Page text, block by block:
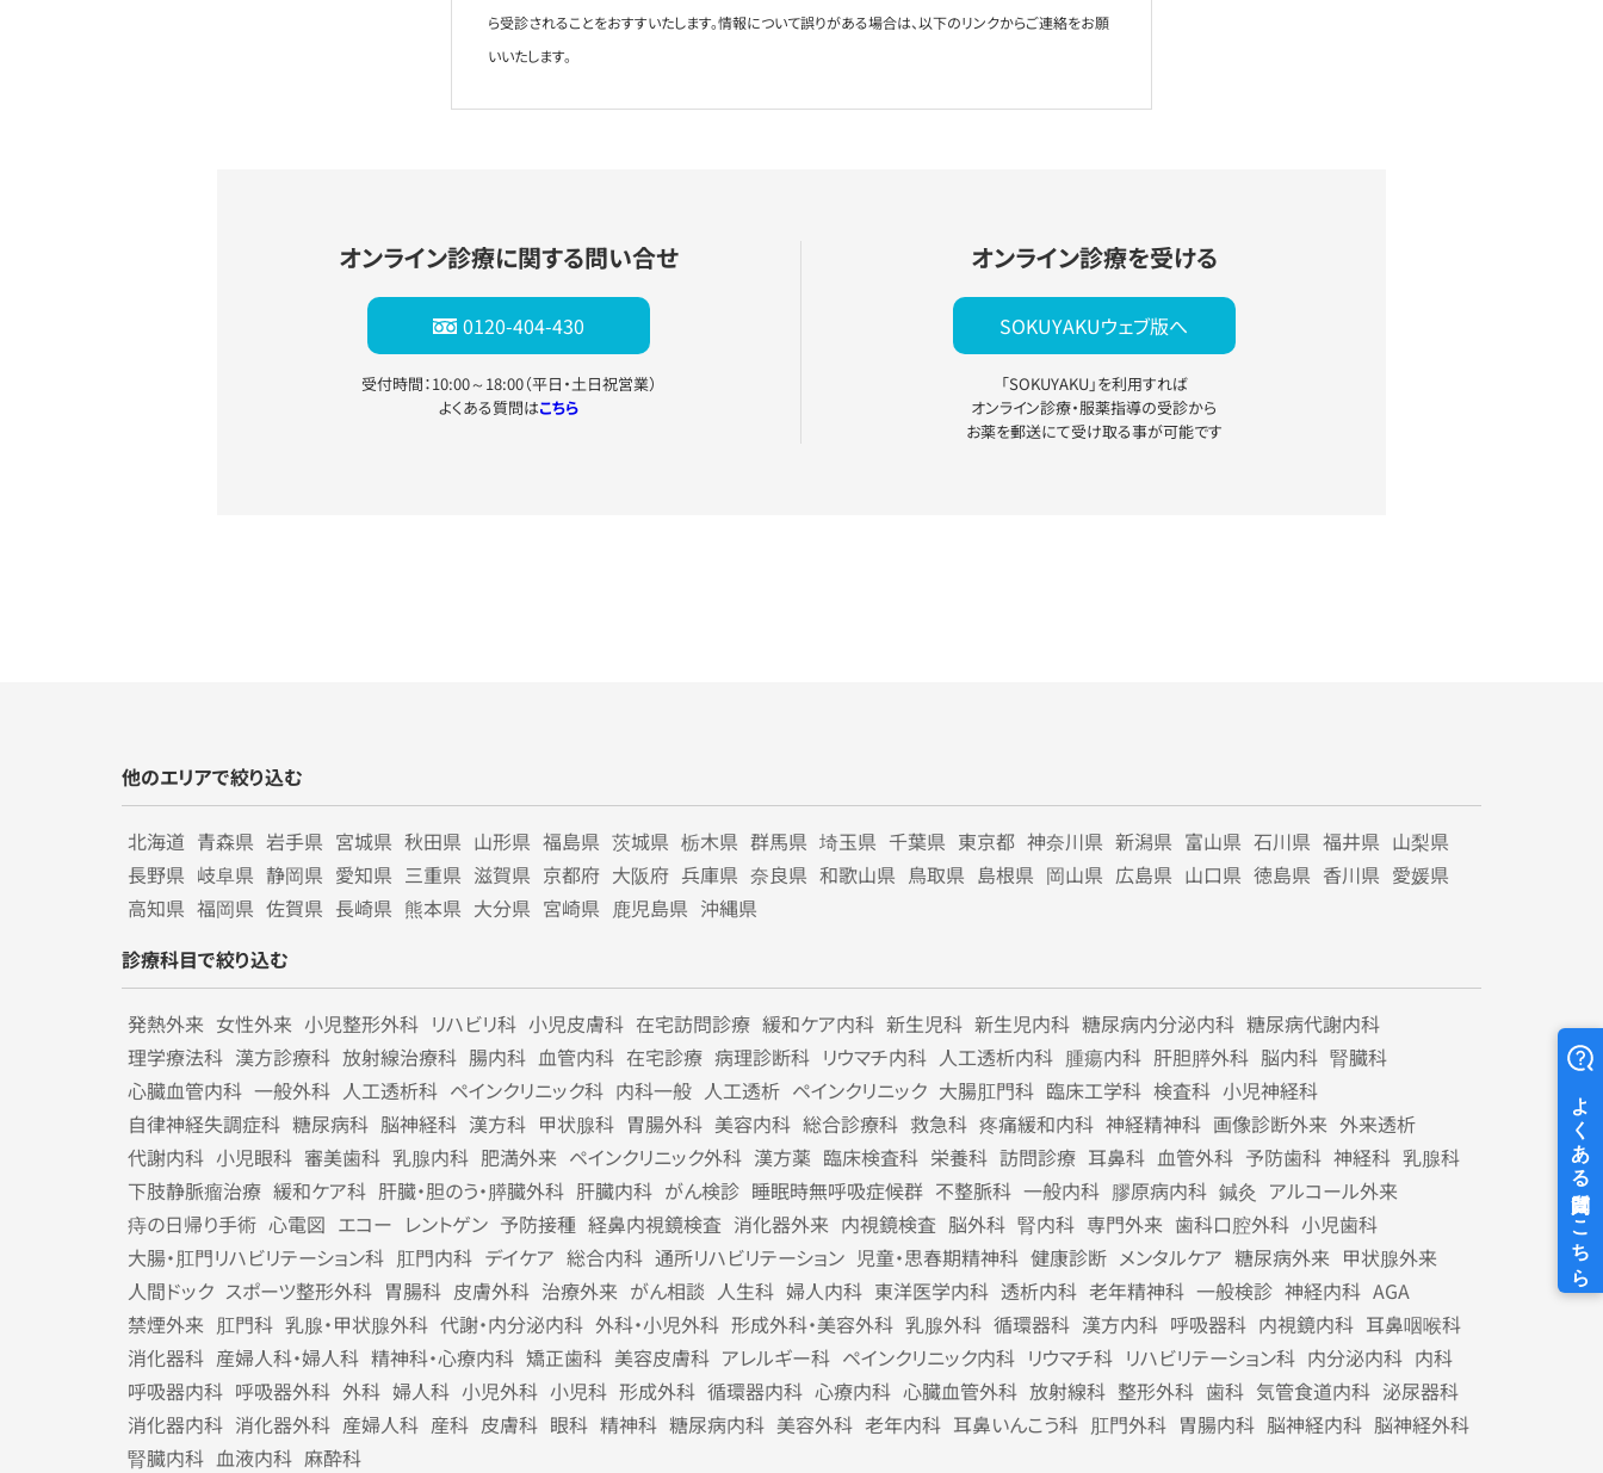
ら受診されることをおすすいたします。情報について誤りがある場合は、以下のリンクからご連絡をお願
いいたします。
オンライン診療に関する問い合せ
0120-404-430
受付時間：10:00～18:00（平日・土日祝営業）
よくある質問はこちら
オンライン診療を受ける
SOKUYAKUウェブ版へ
「SOKUYAKU」を利用すれば
オンライン診療・服薬指導の受診から
お薬を郵送にて受け取る事が可能です
他のエリアで絞り込む
北海道 青森県 岩手県 宮城県 秋田県 山形県 福島県 茨城県 栃木県 群馬県 埼玉県 千葉県 東京都 神奈川県 新潟県 富山県 石川県 福井県 山梨県
長野県 岐阜県 静岡県 愛知県 三重県 滋賀県 京都府 大阪府 兵庫県 奈良県 和歌山県 鳥取県 島根県 岡山県 広島県 山口県 徳島県 香川県 愛媛県
高知県 福岡県 佐賀県 長崎県 熊本県 大分県 宮崎県 鹿児島県 沖縄県
診療科目で絞り込む
発熱外来 女性外来 小児整形外科 リハビリ科 小児皮膚科 在宅訪問診療 緩和ケア内科 新生児科 新生児内科 糖尿病内分泌内科 糖尿病代謝内科
理学療法科 漢方診療科 放射線治療科 腸内科 血管内科 在宅診療 病理診断科 リウマチ内科 人工透析内科 腫瘍内科 肝胆膵外科 脳内科 腎臓科
心臓血管内科 一般外科 人工透析科 ペインクリニック科 内科一般 人工透析 ペインクリニック 大腸肛門科 臨床工学科 検査科 小児神経科
自律神経失調症科 糖尿病科 脳神経科 漢方科 甲状腺科 胃腸外科 美容内科 総合診療科 救急科 疼痛緩和内科 神経精神科 画像診断外来 外来透析
代謝内科 小児眼科 審美歯科 乳腺内科 肥満外来 ペインクリニック外科 漢方薬 臨床検査科 栄養科 訪問診療 耳鼻科 血管外科 予防歯科 神経科 乳腺科
下肢静脈瘤治療 緩和ケア科 肝臓・胆のう・膵臓外科 肝臓内科 がん検診 睡眠時無呼吸症候群 不整脈科 一般内科 膠原病内科 鍼灸 アルコール外来
痔の日帰り手術 心電図 エコー レントゲン 予防接種 経鼻内視鏡検査 消化器外来 内視鏡検査 脳外科 腎内科 専門外来 歯科口腔外科 小児歯科
大腸・肛門リハビリテーション科 肛門内科 デイケア 総合内科 通所リハビリテーション 児童・思春期精神科 健康診断 メンタルケア 糖尿病外来 甲状腺外来
人間ドック スポーツ整形外科 胃腸科 皮膚外科 治療外来 がん相談 人生科 婦人内科 東洋医学内科 透析内科 老年精神科 一般検診 神経内科 AGA
禁煙外来 肛門科 乳腺・甲状腺外科 代謝・内分泌内科 外科・小児外科 形成外科・美容外科 乳腺外科 循環器科 漢方内科 呼吸器科 内視鏡内科 耳鼻咽喉科
消化器科 産婦人科・婦人科 精神科・心療内科 矯正歯科 美容皮膚科 アレルギー科 ペインクリニック内科 リウマチ科 リハビリテーション科 内分泌内科 内科
呼吸器内科 呼吸器外科 外科 婦人科 小児外科 小児科 形成外科 循環器内科 心療内科 心臓血管外科 放射線科 整形外科 歯科 気管食道内科 泌尿器科
消化器内科 消化器外科 産婦人科 産科 皮膚科 眼科 精神科 糖尿病内科 美容外科 老年内科 耳鼻いんこう科 肛門外科 胃腸内科 脳神経内科 脳神経外科
腎臓内科 血液内科 麻酔科